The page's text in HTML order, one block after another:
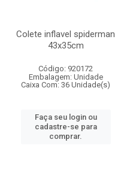
Colete inflavel spiderman
43x35cm
Código: 920172
Embalagem: Unidade
Caixa Com: 36 Unidade(s)
Faça seu login ou
cadastre-se para
comprar.